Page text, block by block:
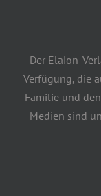
Der Elaion-
Verfügung, die
Familie und
Medien sind